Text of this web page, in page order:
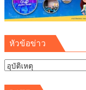
หัวข้อข่าว
หัวข้อ